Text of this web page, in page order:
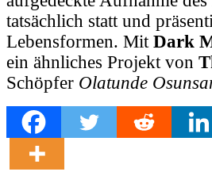
tatsächlich statt und
Lebensformen. Mit Dark
ein ähnliches Projekt von
Schöpfer Olatunde